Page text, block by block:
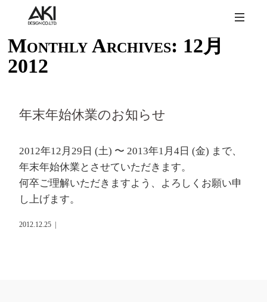
Monthly Archives: 12月
2012
年末年始休業のお知らせ
2012年12月29日 (土) 〜 2013年1月4日 (金) まで、
年末年始休業とさせていただきます。
何卒ご理解いただきますよう、よろしくお願い申
し上げます。
2012.12.25